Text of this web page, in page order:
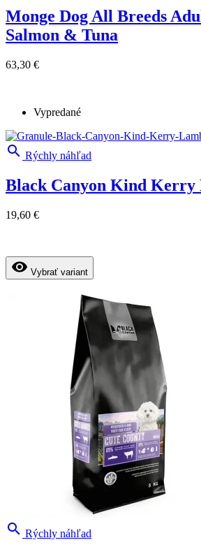
Monge Dog All Breeds
Salmon & Tuna
63,30 €
Vypredané
 Rýchly náhľad
Black Canyon Kind
19,60 €
visibility Vybrať variant
 Rýchly náhľad